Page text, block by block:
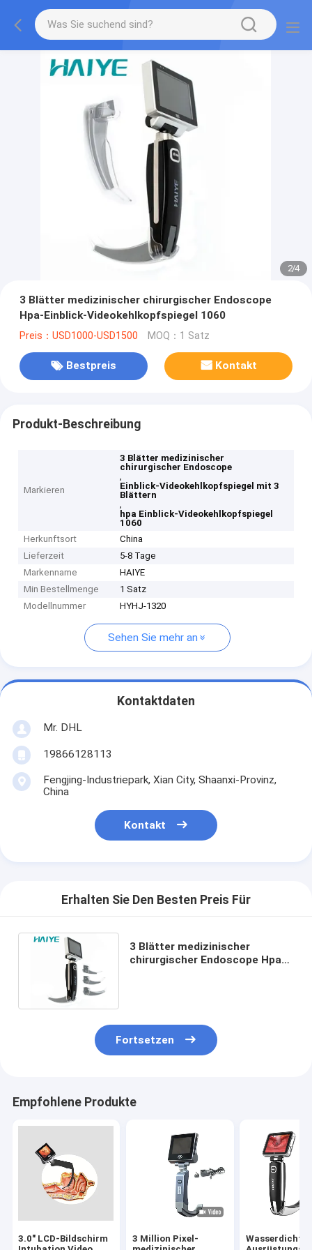
2/4
3 Blätter medizinischer chirurgischer Endoscope
Hpa-Einblick-Videokehlkopfspiegel 1060
Preis：USD1000-USD1500 MOQ：1 Satz
Bestpreis Kontakt
Produkt-Beschreibung
Markieren
3 Blätter medizinischer
chirurgischer Endoscope
,
Einblick-Videokehlkopfspiegel mit 3
Blättern
,
hpa Einblick-Videokehlkopfspiegel
1060
Herkunftsort
China
Lieferzeit
5-8 Tage
Markenname
HAIYE
Min Bestellmenge
1 Satz
Modellnummer
HYHJ-1320
Sehen Sie mehr an
Kontaktdaten
Mr. DHL
19866128113
Fengjing-Industriepark, Xian City, Shaanxi-Provinz,
China
Kontakt
Erhalten Sie Den Besten Preis Für
3 Blätter medizinischer
chirurgischer Endoscope Hpa-
Fortsetzen
Empfohlene Produkte
3.0" LCD-Bildschirm
3 Million Pixel-
Wasserdichte